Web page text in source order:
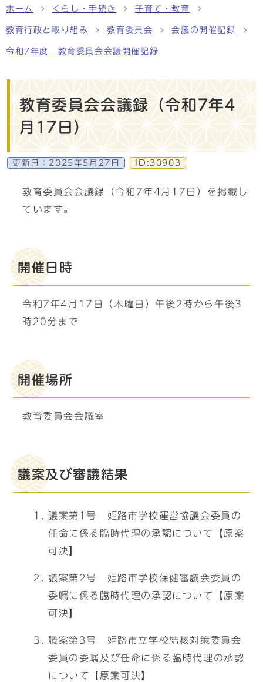
ホーム くらし・手続き 子育て・教育
教育行政と取り組み 教育委員会 会議の開催記録
令和7年度 教育委員会会議開催記録
教育委員会会議録（令和7年4
月17日）
更新日： 2025年5月27日 ID:30903
教育委員会会議録（令和7年4月17日）を掲載し
ています。
開催日時
令和7年4月17日（木曜日）午後2時から午後3
時20分まで
開催場所
教育委員会会議室
議案及び審議結果
議案第1号 姫路市学校運営協議会委員の
任命に係る臨時代理の承認について【原案
可決】
議案第2号 姫路市学校保健審議会委員の
委嘱に係る臨時代理の承認について【原案
可決】
議案第3号 姫路市立学校結核対策委員会
委員の委嘱及び任命に係る臨時代理の承認
について【原案可決】